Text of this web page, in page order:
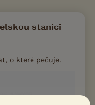
stanici
o které pečuje.